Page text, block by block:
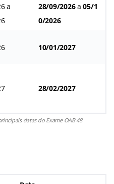
a
28/09/2026a 05/1
0/2026
10/01/2027
28/02/2027
datas do Exame OAB 48